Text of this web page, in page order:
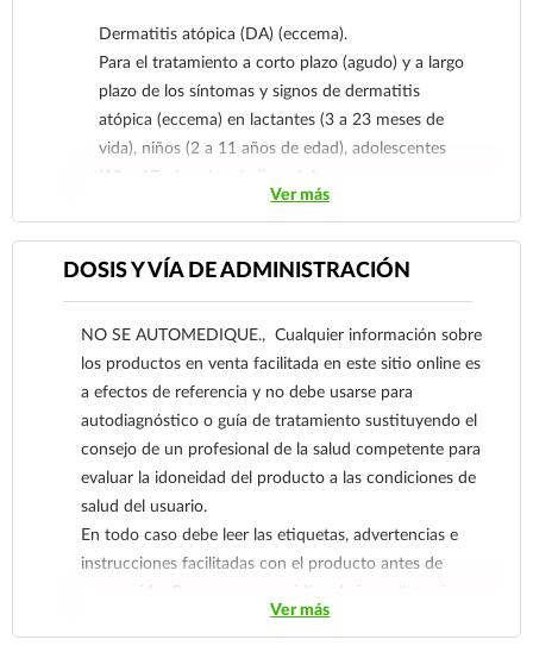
Dermatitis atópica (DA) (eccema).
Para el tratamiento a corto plazo (agudo) y a largo
plazo de los síntomas y signos de dermatitis
atópica (eccema) en lactantes (3 a 23 meses de
vida), niños (2 a 11 años de edad), adolescentes
(12 a 17 años de edad) y adultos.
Ver más
DOSIS Y VÍA DE ADMINISTRACIÓN
NO SE AUTOMEDIQUE., Cualquier información sobre
los productos en venta facilitada en este sitio online es
a efectos de referencia y no debe usarse para
autodiagnóstico o guía de tratamiento sustituyendo el
consejo de un profesional de la salud competente para
evaluar la idoneidad del producto a las condiciones de
salud del usuario.
En todo caso debe leer las etiquetas, advertencias e
instrucciones facilitadas con el producto antes de
consumirlo. Contacte a su médico de inmediato si
sospecha que tiene un problema de salud.
Ver más